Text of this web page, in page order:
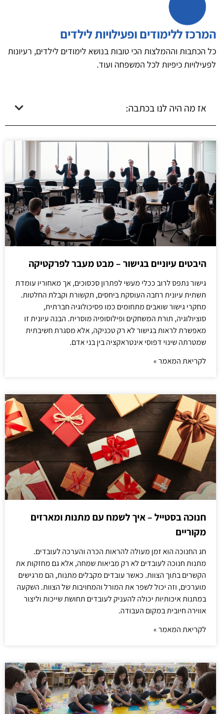
המרכז ללימודים ופעילויות לילדים
כל הכתבות וההמלצות הכי טובות בנושא לימודים לילדים, רעיונות
לפעילויות כיפיות לכל המשפחה ועוד.
אז מה היה לנו בכתבה:
היבטים עיוניים בגישור – מבט מעבר לפרקטיקה
גישור נתפס לרוב ככלי מעשי לפתרון סכסוכים, אך מאחוריו עומדת
תשתית עיונית רחבה העוסקת ביחסים, תקשורת וקבלת החלטות.
מחקרי גישור שואבים מתחומים כמו פסיכולוגיה חברתית,
סוציולוגיה, תורת המשחקים ופילוסופיה מוסרית. הבנה עיונית זו
מאפשרת לראות בגישור לא רק טכניקה, אלא מסגרת חשיבתית
שמטרתה שינוי דפוסי אינטראקציה בין בני אדם.
לקריאת המאמר »
חנוכה בסטייל – איך לשמח עם מתנות ומארזים
מקוריים
חג החנוכה הוא זמן מעולה להראות הכרה והערכה לעובדים.
מתנות חנוכה לעובדים לא רק מביאות שמחה, אלא גם מחזקות את
הקשרים בתוך הצוות. כאשר עובדים מקבלים מתנות, הם מרגישים
מוערכים, וזה יכול לשפר את המורל והמחויבות של הצוות. השקעה
במתנות איכותיות יכולה להעניק לעובדים תחושת שייכות וליצור
אווירה חיובית במקום העבודה.
לקריאת המאמר »